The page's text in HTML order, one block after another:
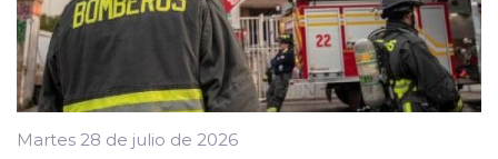
Martes 28 de julio de 2026